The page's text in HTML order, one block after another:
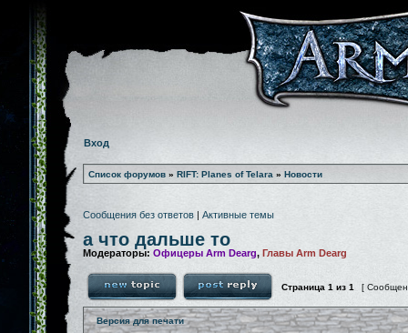
Вход
Список форумов » RIFT: Planes of Telara » Новости
Сообщения без ответов | Активные темы
а что дальше то
Модераторы: Офицеры Arm Dearg, Главы Arm Dearg
Страница 1 из 1 [
Версия для печати